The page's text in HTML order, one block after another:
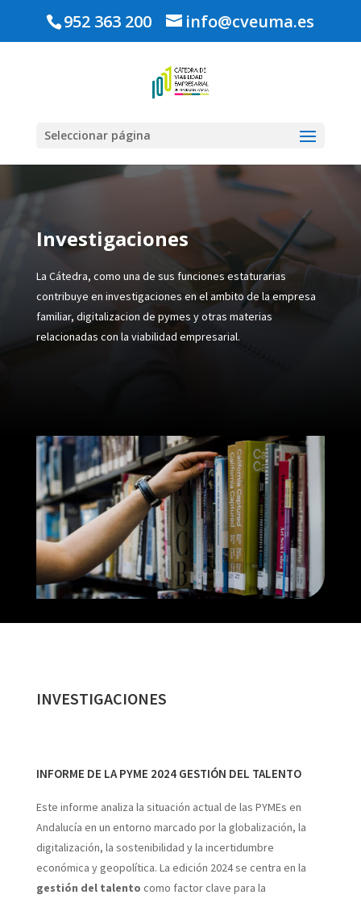
952 363 200 info@cveuma.es
Seleccionar página
Investigaciones
La Cátedra, como una de sus funciones estaturarias
contribuye en investigaciones en el ambito de la empresa
familiar, digitalizacion de pymes y otras materias
relacionadas con la viabilidad empresarial.
INVESTIGACIONES
INFORME DE LA PYME 2024 GESTIÓN DEL TALENTO
Este informe analiza la situación actual de las PYMEs en
Andalucía en un entorno marcado por la globalización, la
digitalización, la sostenibilidad y la incertidumbre
económica y geopolítica. La edición 2024 se centra en la
gestión del talento como factor clave para la